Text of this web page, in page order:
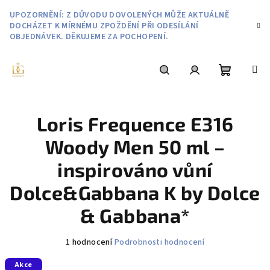
obsah
UPOZORNĚNÍ: Z DŮVODU DOVOLENÝCH MŮŽE AKTUÁLNĚ
DOCHÁZET K MÍRNÉMU ZPOŽDĚNÍ PŘI ODESÍLÁNÍ
OBJEDNÁVEK. DĚKUJEME ZA POCHOPENÍ.
košík
Loris Frequence E316
Woody Men 50 ml –
inspirováno vůní
Dolce&Gabbana K by Dolce
& Gabbana*
Průměrné
1 hodnoceníPodrobnosti hodnocení
Akce